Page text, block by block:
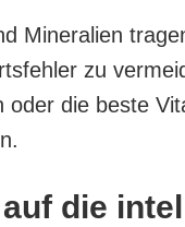
Mineralien
zu
oder die beste
die